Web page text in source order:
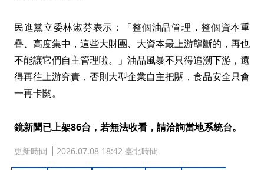
民進黨立委林淑芬表示：「整個油品管理，整個資本重
疊、高度集中，這些大財團、大資本最上游壟斷的，再也
不能讓它們自主管理啦。」油品風暴不只得追溯下游，還
得再往上游究責，否則大型企業自主把關，食品安全只會
一再卡關。
鏡新聞已上架86台，若無法收看，請洽詢當地系統台。
更新時間 2026.07.08 18:42 臺北時間